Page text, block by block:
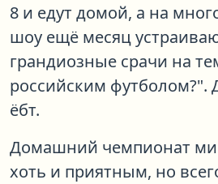
8 и едут домой, а на
шоу ещё месяц
грандиозные срачи на
российским футболом?".
ёбт.
Домашний чемпионат
хоть и приятным, но